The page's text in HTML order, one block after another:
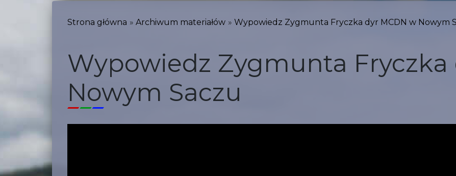
Strona główna Archiwum materiałów Wypowiedz Zygmunta Fryczka dyr MCDN w Nowym
Wypowiedz Zygmunta Fryczka
Nowym Saczu